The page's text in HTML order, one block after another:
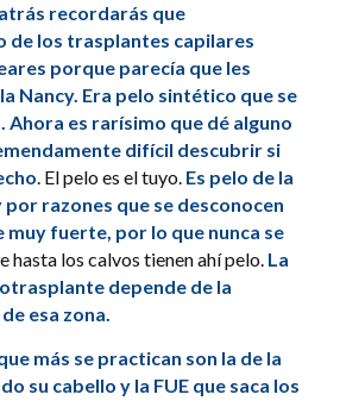
recordarás que
de los trasplantes capilares
porque parecía que les
Nancy. Era pelo sintético que se
es rarísimo que dé alguno
difícil descubrir si
. El pelo es el tuyo. Es pelo de la
por razones que se desconocen
muy fuerte, por lo que nunca se
hasta los calvos tienen ahí pelo. La
depende de la
esa zona.
más se practican son la de la
su cabello y la FUE que saca los